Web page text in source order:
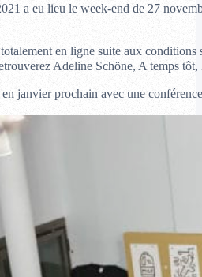
a eu lieu le week-end de 27
en ligne suite aux conditions
Adeline Schöne, A temps
janvier prochain avec une